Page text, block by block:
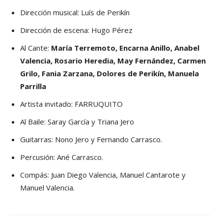
Dirección musical: Luís de Perikín
Dirección de escena: Hugo Pérez
Al Cante: María Terremoto, Encarna Anillo, Anabel
Valencia, Rosario Heredia, May Fernández, Carmen
Grilo, Fania Zarzana, Dolores de Perikín, Manuela
Parrilla
Artista invitado: FARRUQUITO
Al Baile: Saray García y Triana Jero
Guitarras: Nono Jero y Fernando Carrasco.
Percusión: Ané Carrasco.
Compás: Juan Diego Valencia, Manuel Cantarote y
Manuel Valencia.